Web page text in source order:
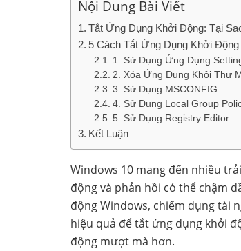
Nội Dung Bài Viết
Tắt Ứng Dụng Khởi Động: Tại
5 Cách Tắt Ứng Dụng Khởi
1. Sử Dụng Ứng Dụng
2. Xóa Ứng Dụng Khỏi Thư
3. Sử Dụng MSCONFIG
4. Sử Dụng Local Group
5. Sử Dụng Registry Editor
Kết Luận
Windows 10 mang đến nhiều
động và phản hồi có thể chậm
động Windows, chiếm dụng tài
hiệu quả để tắt ứng dụng khởi
động mượt mà hơn.